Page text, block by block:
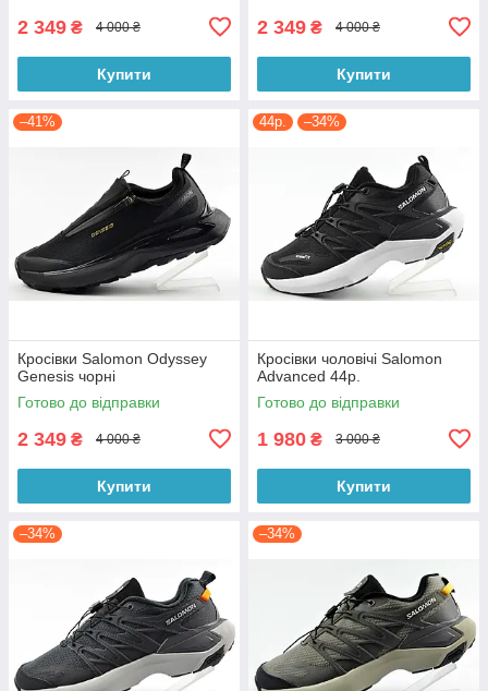
2 349 ₴ 4 000 ₴
Купити
2 349 ₴ 4 000 ₴
Купити
–41%
Кросівки Salomon Odyssey
Genesis чорні
Готово до відправки
2 349 ₴ 4 000 ₴
Купити
44р. –34%
Кросівки чоловічі Salomon
Advanced 44р.
Готово до відправки
1 980 ₴ 3 000 ₴
Купити
–34% –34%